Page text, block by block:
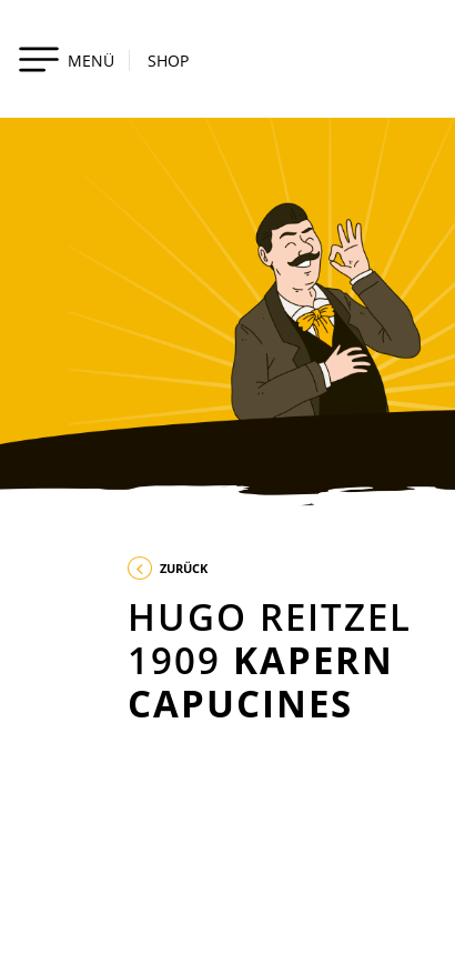
MENÜ SHOP
ZURÜCK
HUGO REITZEL
1909 KAPERN
CAPUCINES